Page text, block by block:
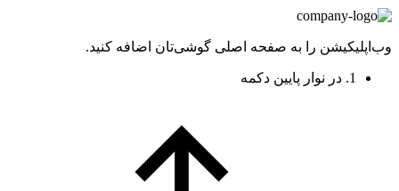
وب‌اپلیکیشن را به صفحه اصلی گوشی‌تان اضافه کنید.
1. در نوار پایین دکمه